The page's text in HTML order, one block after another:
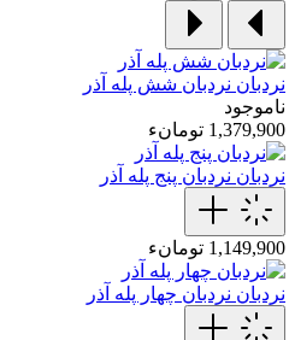
نردبان نردبان شش پله آذر
ناموجود
1,379,900 تومانء
نردبان نردبان پنج پله آذر
1,149,900 تومانء
نردبان نردبان چهار پله آذر